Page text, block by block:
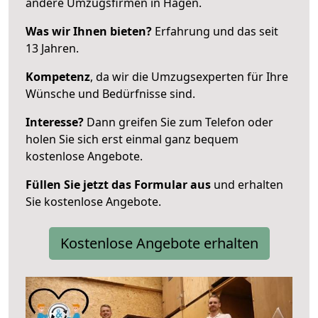
Was wir Ihnen bieten? Erfahrung und das seit
13 Jahren.
Kompetenz, da wir die Umzugsexperten für Ihre
Wünsche und Bedürfnisse sind.
Interesse? Dann greifen Sie zum Telefon oder
holen Sie sich erst einmal ganz bequem
kostenlose Angebote.
Füllen Sie jetzt das Formular aus und erhalten
Sie kostenlose Angebote.
Kostenlose Angebote erhalten